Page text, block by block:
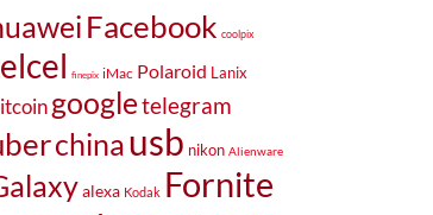
Facebook coolpix
finepix iMac Polaroid Lanix
googletelegram
chinausb nikon Alienware
alexa Kodak Fornite